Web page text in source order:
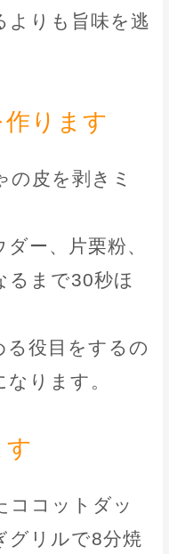
よりも旨味を逃
ります
の皮を剥きミ
ー、片栗粉、
るまで30秒ほ
る役目をするの
ります。
す
ココットダッ
グリルで8分焼